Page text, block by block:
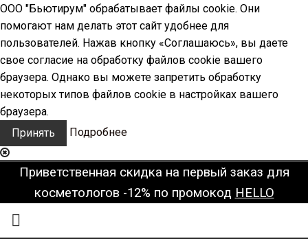
ООО "Бьютирум" обрабатывает файлы cookie. Они
помогают нам делать этот сайт удобнее для
пользователей. Нажав кнопку «Соглашаюсь», вы даете
свое согласие на обработку файлов cookie вашего
браузера. Однако вы можете запретить обработку
некоторых типов файлов cookie в настройках вашего
браузера.
Принять
Подробнее
Приветственная скидка на первый заказ для
косметологов -12% по промокод HELLO
